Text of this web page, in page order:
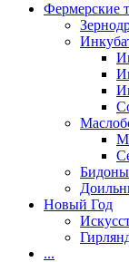
Фермерские
Новый Год
...